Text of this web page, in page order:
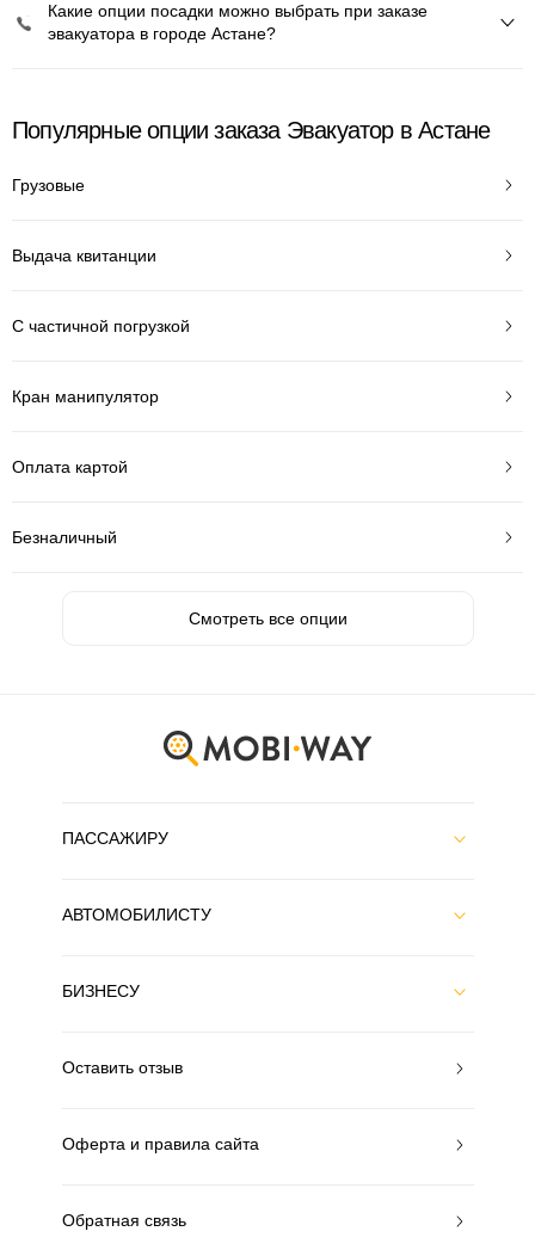
Какие опции посадки можно выбрать при заказе
эвакуатора в городе Астане?
Популярные опции заказа Эвакуатор в Астане
Грузовые
Выдача квитанции
С частичной погрузкой
Кран манипулятор
Оплата картой
Безналичный
Смотреть все опции
ПАССАЖИРУ
АВТОМОБИЛИСТУ
БИЗНЕСУ
Оставить отзыв
Оферта и правила сайта
Обратная связь